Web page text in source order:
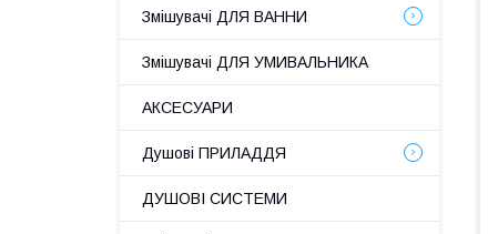
Змішувачі ДЛЯ ВАННИ
Змішувачі ДЛЯ УМИВАЛЬНИКА
АКСЕСУАРИ
Душові ПРИЛАДДЯ
ДУШОВІ СИСТЕМИ